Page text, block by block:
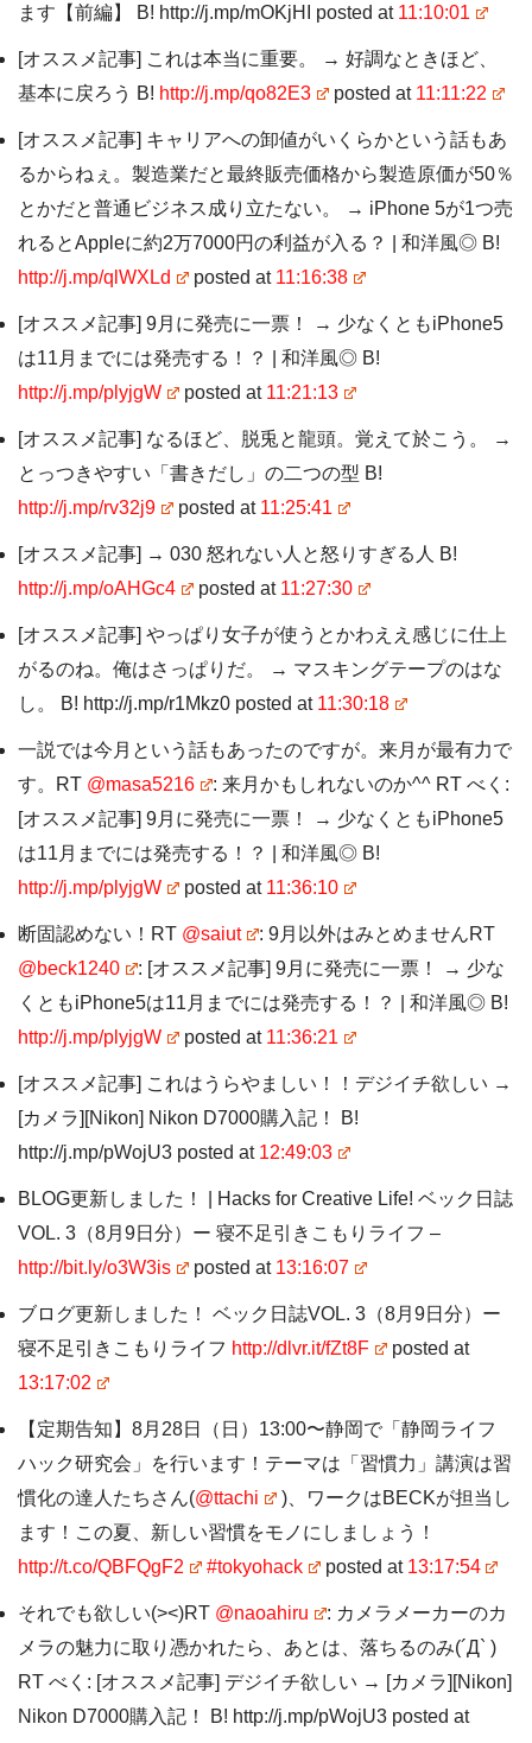
ます【前編】 B! http://j.mp/mOKjHI posted at 11:10:01
[オススメ記事] これは本当に重要。 → 好調なときほど、
基本に戻ろう B! http://j.mp/qo82E3 posted at 11:11:22
[オススメ記事] キャリアへの卸値がいくらかという話もあ
るからねぇ。製造業だと最終販売価格から製造原価が50％
とかだと普通ビジネス成り立たない。 → iPhone 5が1つ売
れるとAppleに約2万7000円の利益が入る？ | 和洋風◎ B!
http://j.mp/qlWXLd
posted at 11:16:38
[オススメ記事] 9月に発売に一票！ → 少なくともiPhone5
は11月までには発売する！？ | 和洋風◎ B!
http://j.mp/plyjgW
posted at 11:21:13
[オススメ記事] なるほど、脱兎と龍頭。覚えて於こう。 →
とっつきやすい「書きだし」の二つの型 B!
http://j.mp/rv32j9
posted at 11:25:41
[オススメ記事] → 030 怒れない人と怒りすぎる人 B!
http://j.mp/oAHGc4
posted at 11:27:30
[オススメ記事] やっぱり女子が使うとかわええ感じに仕上
がるのね。俺はさっぱりだ。 → マスキングテープのはな
し。 B! http://j.mp/r1Mkz0 posted at 11:30:18
一説では今月という話もあったのですが。来月が最有力で
す。RT @masa5216
: 来月かもしれないのか^^ RT べく:
[オススメ記事] 9月に発売に一票！ → 少なくともiPhone5
は11月までには発売する！？ | 和洋風◎ B!
http://j.mp/plyjgW
posted at 11:36:10
断固認めない！RT @saiut
: 9月以外はみとめませんRT
@beck1240
: [オススメ記事] 9月に発売に一票！ → 少な
くともiPhone5は11月までには発売する！？ | 和洋風◎ B!
http://j.mp/plyjgW
posted at 11:36:21
[オススメ記事] これはうらやましい！！デジイチ欲しい →
[カメラ][Nikon] Nikon D7000購入記！ B!
http://j.mp/pWojU3 posted at 12:49:03
BLOG更新しました！ | Hacks for Creative Life! ベック日誌
VOL. 3（8月9日分）ー 寝不足引きこもりライフ –
http://bit.ly/o3W3is
posted at 13:16:07
ブログ更新しました！ ベック日誌VOL. 3（8月9日分）ー
寝不足引きこもりライフ http://dlvr.it/fZt8F
posted at
13:17:02
【定期告知】8月28日（日）13:00〜静岡で「静岡ライフ
ハック研究会」を行います！テーマは「習慣力」講演は習
慣化の達人たちさん(@ttachi
)、ワークはBECKが担当し
ます！この夏、新しい習慣をモノにしましょう！
http://t.co/QBFQgF2
#tokyohack posted at 13:17:54
それでも欲しい(><)RT @naoahiru
: カメラメーカーのカ
メラの魅力に取り憑かれたら、あとは、落ちるのみ(´Д` )
RT べく: [オススメ記事] デジイチ欲しい → [カメラ][Nikon]
Nikon D7000購入記！ B! http://j.mp/pWojU3 posted at